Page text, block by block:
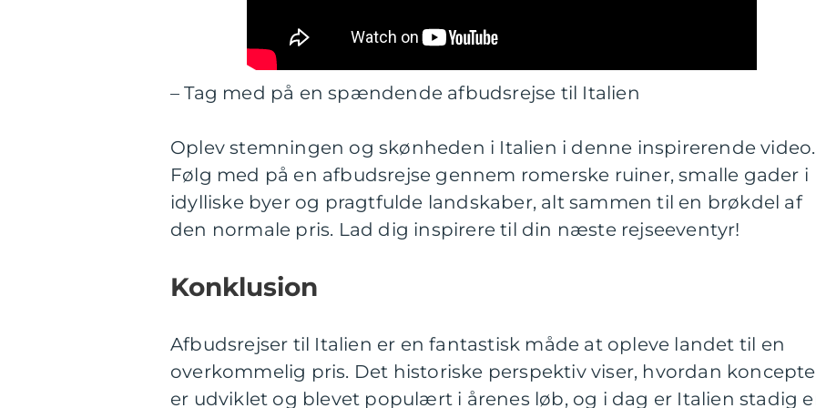
– Tag med på en spændende afbudsrejse til Italien
Oplev stemningen og skønheden i Italien i denne inspirerende video.
Følg med på en afbudsrejse gennem romerske ruiner, smalle gader i
idylliske byer og pragtfulde landskaber, alt sammen til en brøkdel af
den normale pris. Lad dig inspirere til din næste rejseeventyr!
Konklusion
Afbudsrejser til Italien er en fantastisk måde at opleve landet til en
overkommelig pris. Det historiske perspektiv viser, hvordan
er udviklet og blevet populært i årenes løb, og i dag er Italien stadig